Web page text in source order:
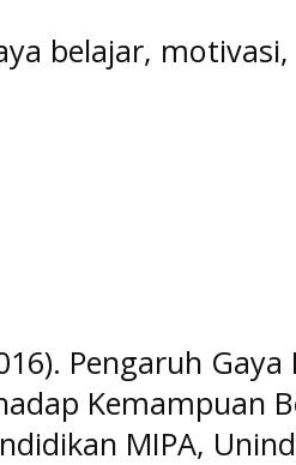
belajar,
Pengaruh
Kemampuan
MIPA,